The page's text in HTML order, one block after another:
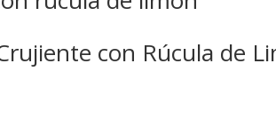
con Rúcula de